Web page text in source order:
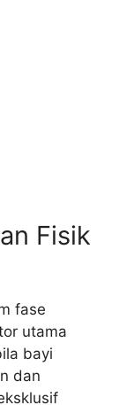
Fisik
fase
utama
bayi
dan